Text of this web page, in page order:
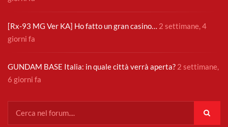
[Rx-93 MG Ver KA] Ho fatto un gran casino… 2 settimane, 4
giorni fa
GUNDAM BASE Italia: in quale città verrà aperta? 2 settimane,
6 giorni fa